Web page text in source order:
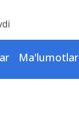
Ma'lumotlar